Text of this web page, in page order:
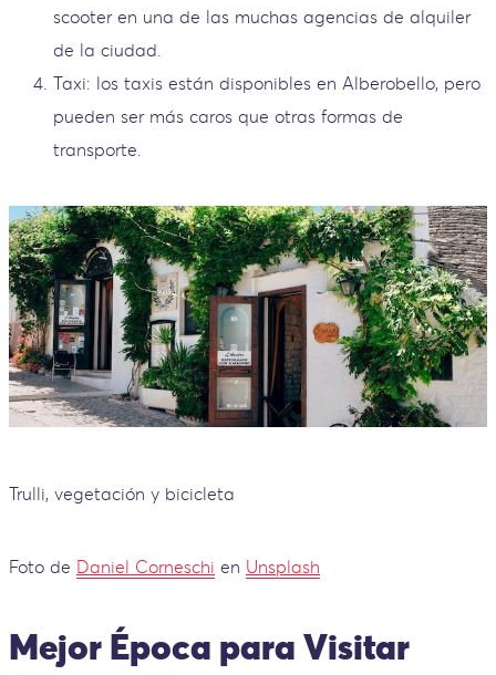
scooter en una de las muchas agencias de alquiler
de la ciudad.
Taxi: los taxis están disponibles en Alberobello, pero
pueden ser más caros que otras formas de
transporte.
Trulli, vegetación y bicicleta
Foto de Daniel Corneschi en Unsplash
Mejor Época para Visitar